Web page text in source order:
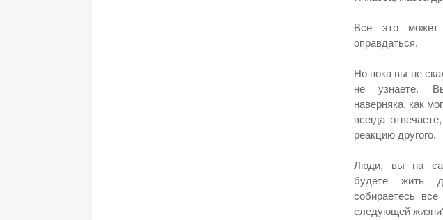
Все это
оправдаться.
Но пока вы не
не узнаете.
наверняка, как
всегда
реакцию другого.
Люди, вы на
будете жить
собираетесь
следующей